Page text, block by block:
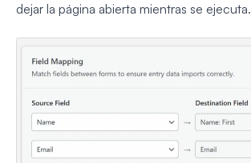
dejar la página abierta mientras se ejecuta.